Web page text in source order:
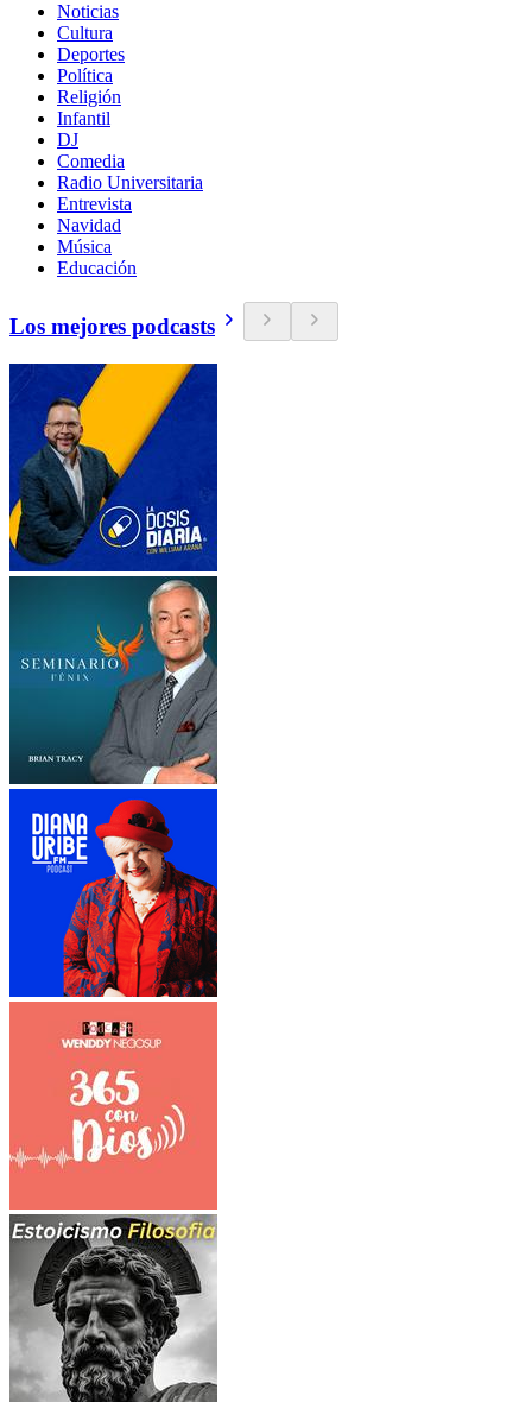
Noticias
Cultura
Deportes
Política
Religión
Infantil
DJ
Comedia
Radio Universitaria
Entrevista
Navidad
Música
Educación
Los mejores podcasts